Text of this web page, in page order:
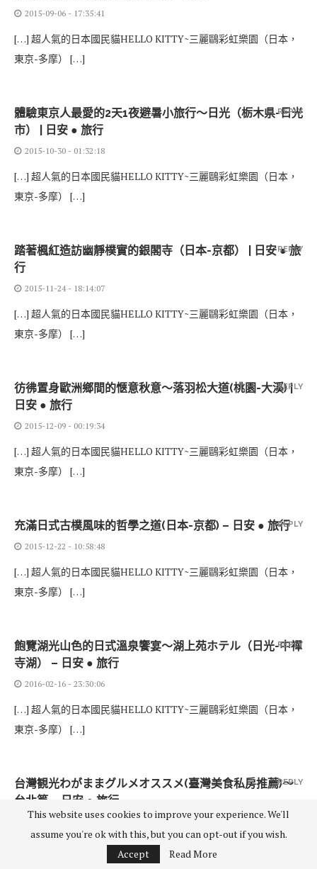
2015-09-06 - 17:35:41
[…] 超人氣的日本國民貓HELLO KITTY~三麗鷗彩虹樂園（日本，
東京-多摩） […]
體驗東京人最愛的2天1夜避暑小旅行～日光（栃木県-日光
市） | 日安 ● 旅行
2015-10-30 - 01:32:18
[…] 超人氣的日本國民貓HELLO KITTY~三麗鷗彩虹樂園（日本，
東京-多摩） […]
REPLY
踏著楓紅造訪幽靜樸實的銀閣寺（日本-京都） | 日安 ● 旅
行
2015-11-24 - 18:14:07
[…] 超人氣的日本國民貓HELLO KITTY~三麗鷗彩虹樂園（日本，
東京-多摩） […]
REPLY
彷彿置身歐洲鄉間的愜意秋意～落羽松大道(桃園-大溪) |
日安 ● 旅行
2015-12-09 - 00:19:34
[…] 超人氣的日本國民貓HELLO KITTY~三麗鷗彩虹樂園（日本，
東京-多摩） […]
REPLY
充滿日式古樸風味的哲學之道(日本-京都) – 日安 ● 旅行
2015-12-22 - 10:58:48
[…] 超人氣的日本國民貓HELLO KITTY~三麗鷗彩虹樂園（日本，
東京-多摩） […]
REPLY
飽覽湖光山色的日式溫泉饗宴～湖上苑ホテル（日光-中禪
寺湖） – 日安 ● 旅行
2016-02-16 - 23:30:06
[…] 超人氣的日本國民貓HELLO KITTY~三麗鷗彩虹樂園（日本，
東京-多摩） […]
REPLY
台灣観光わがままグルメオススメ(臺灣美食私房推薦)〜
台北篇 – 日安 ● 旅行
2016-02-24 - 15:03:05
[…] 超人氣的日本國民貓HELLO KITTY~三麗鷗彩虹樂園（日本，
REPLY
This website uses cookies to improve your experience. We'll
assume you're ok with this, but you can opt-out if you wish.
Accept
Read More